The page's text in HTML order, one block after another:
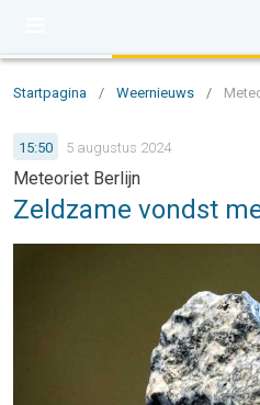
Startpagina / Weernieuws /
15:50 5 augustus 2024
Meteoriet Berlijn
Zeldzame vondst